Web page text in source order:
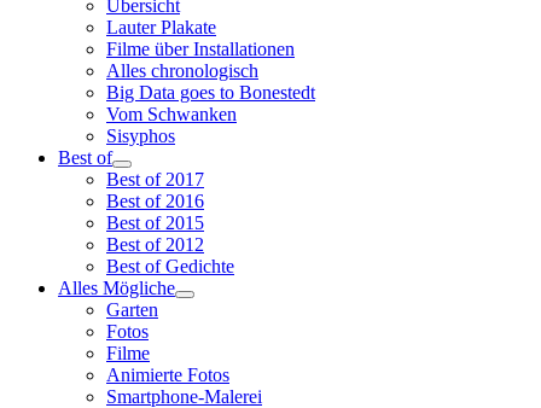
Übersicht
Lauter Plakate
Filme über Installationen
Alles chronologisch
Big Data goes to Bonestedt
Vom Schwanken
Sisyphos
Best of
Best of 2017
Best of 2016
Best of 2015
Best of 2012
Best of Gedichte
Alles Mögliche
Garten
Fotos
Filme
Animierte Fotos
Smartphone-Malerei